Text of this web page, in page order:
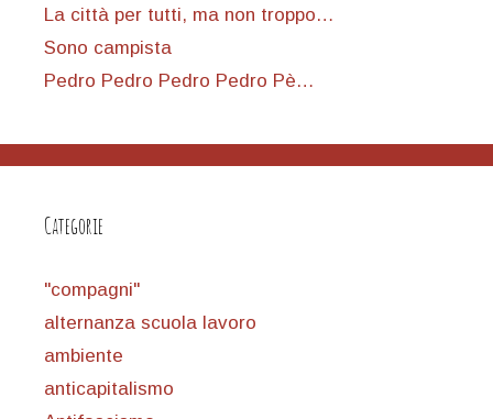
La città per tutti, ma non troppo…
Sono campista
Pedro Pedro Pedro Pedro Pè…
Categorie
"compagni"
alternanza scuola lavoro
ambiente
anticapitalismo